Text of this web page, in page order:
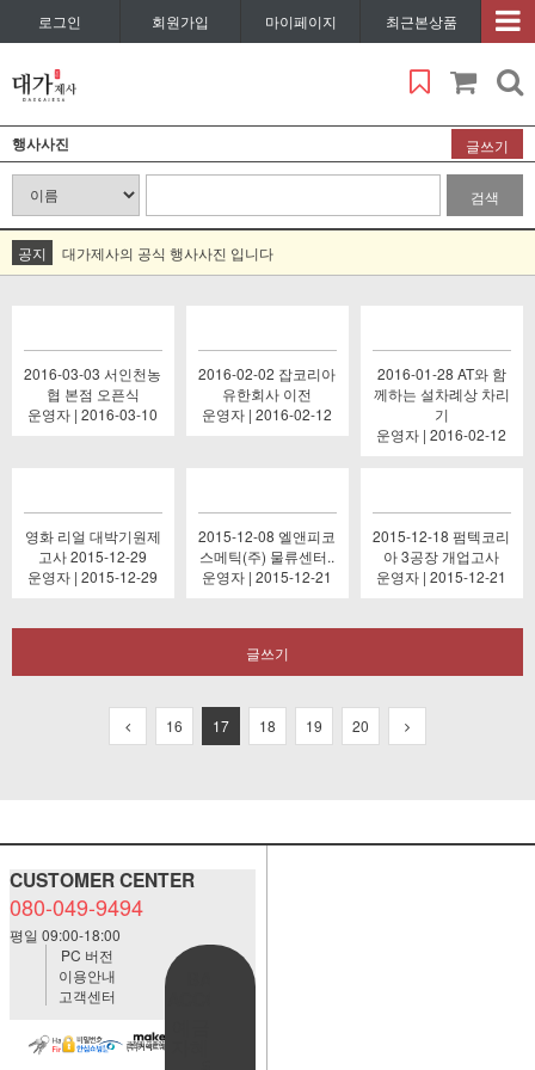
로그인 회원가입 마이페이지 최근본상품
행사사진 글쓰기
검색
공지 대가제사의 공식 행사사진 입니다
2016-03-03 서인천농
협 본점 오픈식
운영자 | 2016-03-10
2016-02-02 잡코리아
유한회사 이전
운영자 | 2016-02-12
2016-01-28 AT와 함
께하는 설차례상 차리
기
운영자 | 2016-02-12
영화 리얼 대박기원제
고사 2015-12-29
운영자 | 2015-12-29
2015-12-08 엘앤피코
스메틱(주) 물류센터..
운영자 | 2015-12-21
2015-12-18 펌텍코리
아 3공장 개업고사
운영자 | 2015-12-21
글쓰기
16 17 18 19 20
CUSTOMER CENTER
080-049-9494
평일 09:00-18:00
PC 버전
이용안내
고객센터